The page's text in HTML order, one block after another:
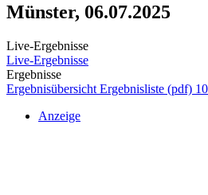
Münster, 06.07.2025
Live-Ergebnisse
Live-Ergebnisse
Ergebnisse
Ergebnisübersicht Ergebnisliste (pdf)
Anzeige